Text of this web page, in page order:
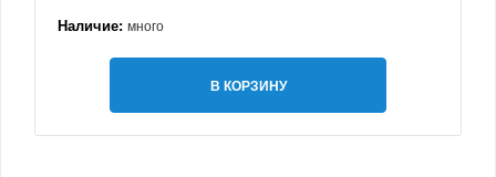
Наличие: много
В КОРЗИНУ